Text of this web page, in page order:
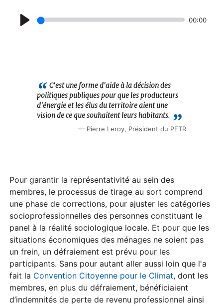
00:00
C'est une forme d'aide à la décision des
politiques publiques pour que les producteurs
d'énergie et les élus du territoire aient une
vision de ce que souhaitent leurs habitants.
Pierre Leroy, Président du PETR
Pour garantir la représentativité au sein des
membres, le processus de tirage au sort comprend
une phase de corrections, pour ajuster les catégories
socioprofessionnelles des personnes constituant le
panel à la réalité sociologique locale. Et pour que les
situations économiques des ménages ne soient pas
un frein, un défraiement est prévu pour les
participants. Sans pour autant aller aussi loin que l'a
fait la Convention Citoyenne pour le Climat, dont les
membres, en plus du défraiement, bénéficiaient
d’indemnités de perte de revenu professionnel ainsi